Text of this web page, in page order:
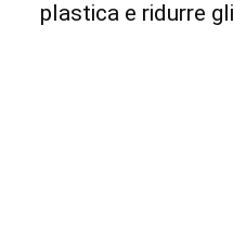
plastica e ridurre